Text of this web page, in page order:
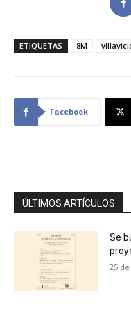
ETIQUETAS 8M
Facebook
ÚLTIMOS ARTÍCULOS
Se
25